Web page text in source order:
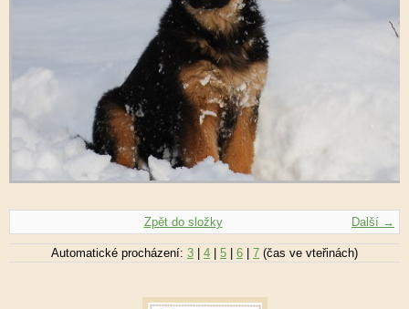
Další →
Zpět do složky
Automatické procházení: 3 4 5 6 7 (čas ve vteřinách)